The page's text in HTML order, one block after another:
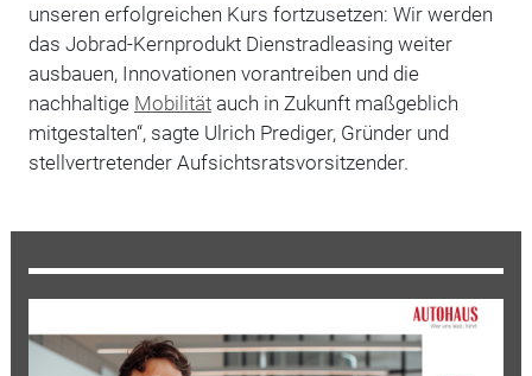
unseren erfolgreichen Kurs fortzusetzen: Wir werden
das Jobrad-Kernprodukt Dienstradleasing weiter
ausbauen, Innovationen vorantreiben und die
nachhaltige Mobilitätauch in Zukunft maßgeblich
mitgestalten“, sagte Ulrich Prediger, Gründer und
stellvertretender Aufsichtsratsvorsitzender.